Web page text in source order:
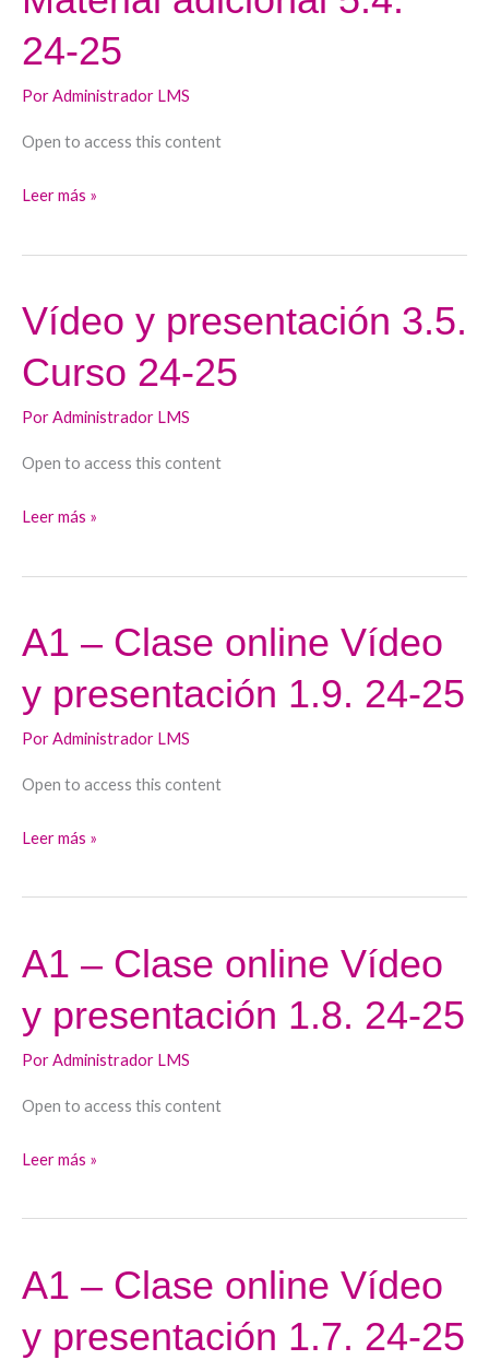
24-25
PorAdministrador LMS
Open to access this content
adicional
5.4.
25
Leer más »
Vídeo y presentación 3.5.
Curso 24-25
PorAdministrador LMS
Open to access this content
Vídeo
presentación
Curso
24-
Leer más »
A1 – Clase online Vídeo
y presentación 1.9. 24-25
PorAdministrador LMS
Open to access this content
A1
–
Clase
online
Vídeo
y
1.9.
25
Leer más »
A1 – Clase online Vídeo
y presentación 1.8. 24-25
PorAdministrador LMS
Open to access this content
A1
–
Clase
online
Vídeo
y
1.8.
25
Leer más »
A1 – Clase online Vídeo
y presentación 1.7. 24-25
A1
–
Clase